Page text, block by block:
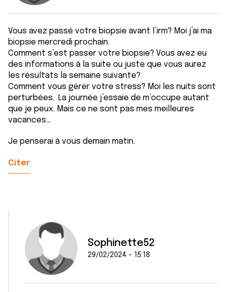
Vous avez passé votre biopsie avant l’irm? Moi j’ai ma
biopsie mercredi prochain.
Comment s’est passer votre biopsie? Vous avez eu
des informations à la suite ou juste que vous aurez
les résultats la semaine suivante?
Comment vous gérer votre stress? Moi les nuits sont
perturbées. La journée j’essaie de m’occupe autant
que je peux. Mais ce ne sont pas mes meilleures
vacances…
Je penserai à vous demain matin.
Citer
Sophinette52
29/02/2024 - 15:18